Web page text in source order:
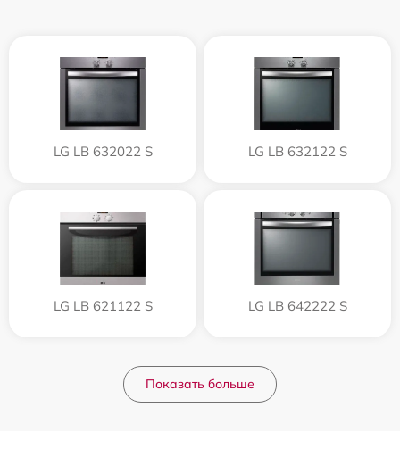
LG LB 632022 S LG LB 632122 S
LG LB 621122 S LG LB 642222 S
Показать больше